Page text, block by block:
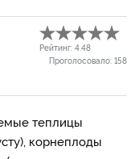
Рейтинг: 4.48
Проголосовало: 158
теплицы
корнеплоды